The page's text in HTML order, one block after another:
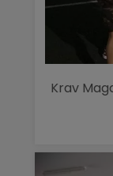
Krav